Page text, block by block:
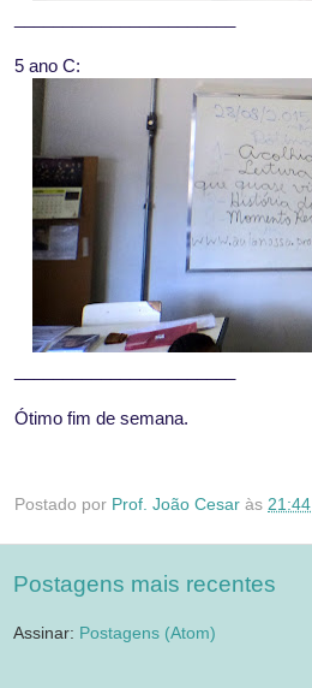
5 ano C:
Ótimo fim de semana.
Postado por Prof. João Cesar às 21:44
Postagens mais recentes
Assinar: Postagens (Atom)